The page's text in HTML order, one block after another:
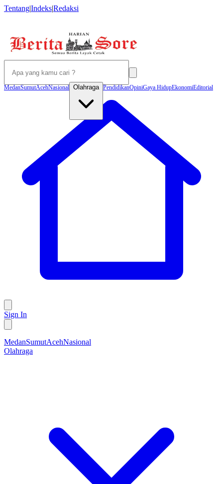
Tentang|Indeks|Redaksi
MedanSumutAcehNasional Olahraga PendidikanOpiniGaya HidupEkonomiEditorial
Sign In
MedanSumutAcehNasional
Olahraga